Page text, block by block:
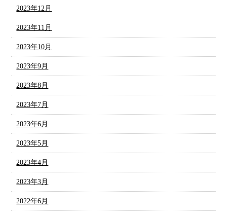
2023年12月
2023年11月
2023年10月
2023年9月
2023年8月
2023年7月
2023年6月
2023年5月
2023年4月
2023年3月
2022年6月